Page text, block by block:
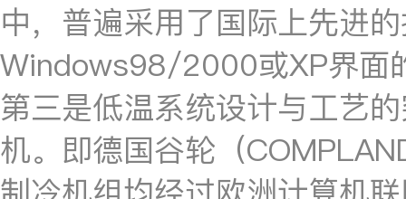
中，普遍采用了国际上先进
Windows98/2000或XP界面
第三是低温系统设计与工艺
机。即德国谷轮（